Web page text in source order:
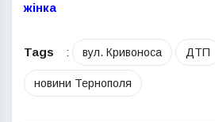
жінка
Tags : вул. Кривоноса ДТП
новини Тернополя